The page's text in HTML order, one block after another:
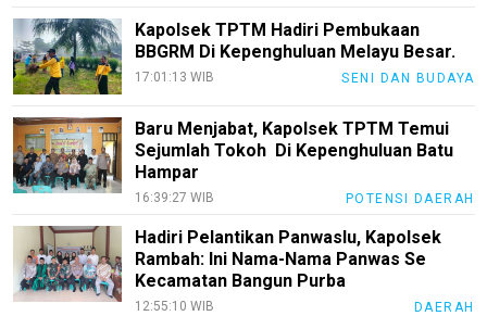
Kapolsek TPTM Hadiri Pembukaan
BBGRM Di Kepenghuluan Melayu Besar.
17:01:13 WIB SENI DAN BUDAYA
Baru Menjabat, Kapolsek TPTM Temui
Sejumlah Tokoh Di Kepenghuluan Batu
Hampar
16:39:27 WIB POTENSI DAERAH
Hadiri Pelantikan Panwaslu, Kapolsek
Rambah: Ini Nama-Nama Panwas Se
Kecamatan Bangun Purba
12:55:10 WIB DAERAH
Internal
KEJ
Tentang
Kami
Media
Siber
Redaksi